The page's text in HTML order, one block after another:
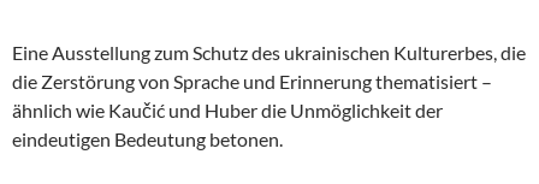
Eine Ausstellung zum Schutz des ukrainischen Kulturerbes, die
die Zerstörung von Sprache und Erinnerung thematisiert –
ähnlich wie Kaučić und Huber die Unmöglichkeit der
eindeutigen Bedeutung betonen.